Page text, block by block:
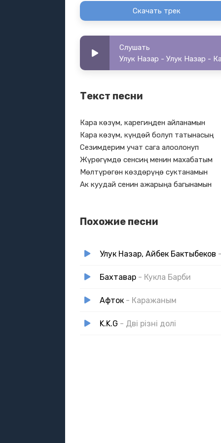
Скачать трек
Слушать
Улук Назар - Улук Назар -
Текст песни
Кара көзүм, карегиңден айланамын
Кара көзүм, күндөй болуп татынасың
Сезимдерим учат сага алоолонуп
Жүрөгүмдө сенсиң менин махабатым
Мөлтүрөгөн көздөрүңө суктанамын
Ак куудай сенин ажарыңа багынамын
Похожие песни
Улук Назар, Айбек Бактыбеков
Бахтавар - Кукла Барби
Афток - Каражаным
K.K.G - Дві різні долі